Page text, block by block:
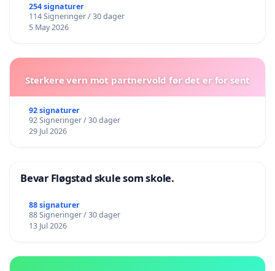
254 signaturer
114 Signeringer / 30 dager
5 May 2026
Sterkere vern mot partnervold før det er for sent
92 signaturer
92 Signeringer / 30 dager
29 Jul 2026
Bevar Fløgstad skule som skole.
88 signaturer
88 Signeringer / 30 dager
13 Jul 2026